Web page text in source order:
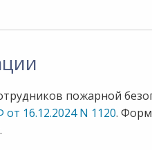
пожарной
16.12.2024 N 1120.